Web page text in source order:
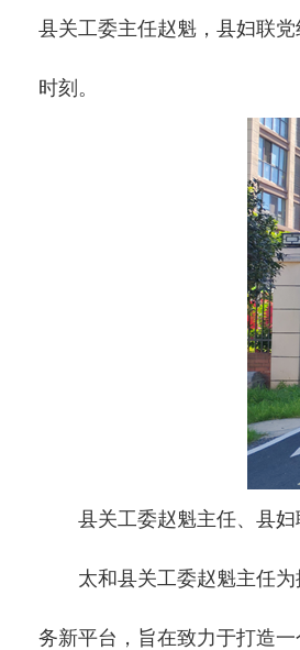
县关工委主任赵魁，县妇联
时刻。
县关工委赵魁主任、县妇
太和县关工委赵魁主任为
务新平台，旨在致力于打造